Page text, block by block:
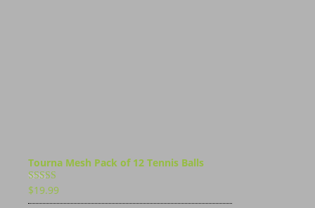
Tourna Mesh Pack of 12 Tennis Balls
Bewertet
$19.99